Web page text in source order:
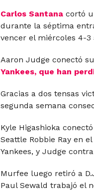
Carlos Santana cortó
durante la séptima
vencer el miércoles 4-3
Aaron Judge conectó
Yankees, que han
Gracias a dos tensas
segunda semana
Kyle Higashioka
Seattle Robbie Ray en
Yankees, y Judge
Murfee luego retiró a
Paul Sewald trabajó el